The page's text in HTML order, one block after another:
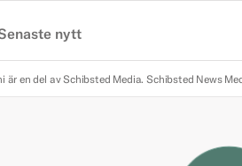
nytt
är en del av Schibsted Media. Schibsted News